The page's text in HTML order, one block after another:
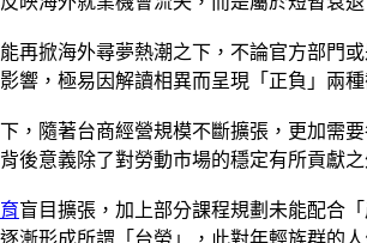
再掀海外尋夢熱潮之下，不論官方部
響，極易因解讀相異而呈現「正負」兩
，隨著台商經營規模不斷擴張，更加需
後意義除了對勞動市場的穩定有所貢獻
盲目擴張，加上部分課程規劃未能配合
漸形成所謂「台勞」，此對年輕族群的